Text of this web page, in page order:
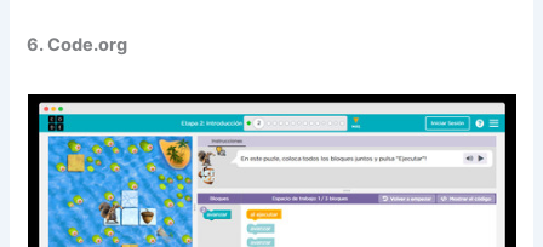
6. Code.org